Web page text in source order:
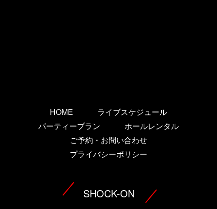
HOME
ライブスケジュール
パーティープラン
ホールレンタル
ご予約・お問い合わせ
プライバシーポリシー
SHOCK-ON